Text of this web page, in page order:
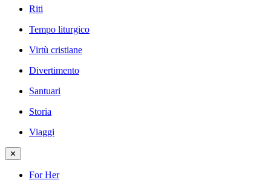
Riti
Tempo liturgico
Virtù cristiane
Divertimento
Santuari
Storia
Viaggi
✕
For Her